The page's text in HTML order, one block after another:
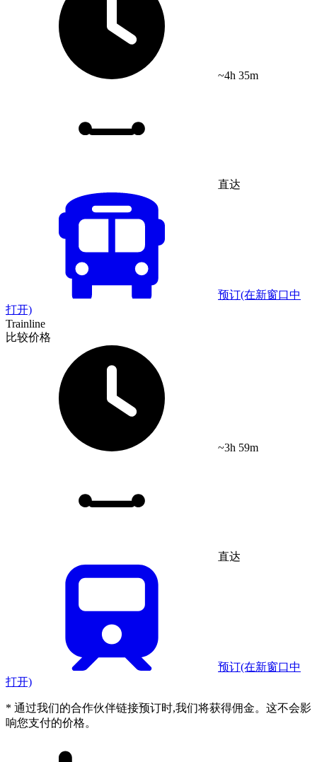
~4h 35m
直达
预订(在新窗口中
打开)
Trainline
比较价格
~3h 59m
直达
预订(在新窗口中
打开)
* 通过我们的合作伙伴链接预订时,我们将获得佣金。这不会影
响您支付的价格。